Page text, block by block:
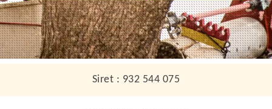
Siret : 932 544 075